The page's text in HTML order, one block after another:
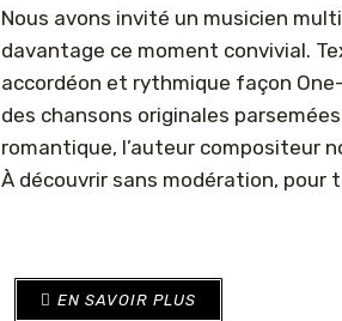
Nous avons invité un musicien
davantage ce moment convivial.
accordéon et rythmique façon
des chansons originales
romantique, l’auteur compositeur
À découvrir sans modération, pour
EN SAVOIR PLUS